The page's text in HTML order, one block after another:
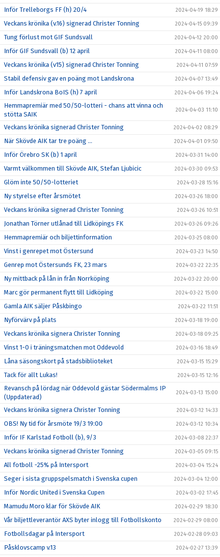
Inför Trelleborgs FF (h) 20/4 2024-04-19 18:29
Veckans krönika (v.16) signerad Christer Tonning 2024-04-15 09:39
Tung förlust mot GIF Sundsvall 2024-04-12 20:00
Inför GIF Sundsvall (b) 12 april 2024-04-11 08:00
Veckans krönika (v15) signerad Christer Tonning 2024-04-11 07:59
Stabil defensiv gav en poäng mot Landskrona 2024-04-07 13:49
Inför Landskrona BoIS (h) 7 april 2024-04-06 19:24
Hemmapremiär med 50/50-lotteri - chans att vinna och
stötta SAIK
2024-04-03 11:10
Veckans krönika signerad Christer Tonning 2024-04-02 08:29
När Skövde AIK tar tre poäng ... 2024-04-01 09:50
Inför Örebro SK (b) 1 april 2024-03-31 14:00
Varmt välkommen till Skövde AIK, Stefan Ljubicic 2024-03-30 09:53
Glöm inte 50/50-lotteriet 2024-03-28 15:16
Ny styrelse efter årsmötet 2024-03-26 18:00
Veckans krönika signerad Christer Tonning 2024-03-26 10:51
Jonathan Törner utlånad till Lidköpings FK 2024-03-26 09:26
Hemmapremiär och biljettinformation 2024-03-25 08:00
Vinst i genrepet mot Östersund 2024-03-23 14:50
Genrep mot Östersunds FK, 23 mars 2024-03-22 22:35
Ny mittback på lån in från Norrköping 2024-03-22 20:00
Marc gör permanent flytt till Lidköping 2024-03-22 15:00
Gamla AIK säljer Påskbingo 2024-03-22 11:51
Nyförvärv på plats 2024-03-18 19:00
Veckans krönika signera Christer Tonning 2024-03-18 09:25
Vinst 1-0 i träningsmatchen mot Oddevold 2024-03-16 18:49
Låna säsongskort på stadsbiblioteket 2024-03-15 15:29
Tack för allt Lukas! 2024-03-15 12:16
Revansch på lördag när Oddevold gästar Södermalms IP
(Uppdaterad)
2024-03-13 15:00
Veckans krönika signera Christer Tonning 2024-03-12 14:33
OBS! Ny tid för årsmöte 19/3 19:00 2024-03-12 10:34
Inför IF Karlstad Fotboll (b), 9/3 2024-03-08 22:37
Veckans krönika signerad Christer Tonning 2024-03-05 09:15
All fotboll -25% på Intersport 2024-03-04 15:24
Seger i sista gruppspelsmatch i Svenska cupen 2024-03-04 12:00
Inför Nordic United i Svenska Cupen 2024-03-02 17:45
Mamudu Moro klar för Skövde AIK 2024-02-29 18:30
Vår biljettleverantör AXS byter inlogg till Fotbollskonto 2024-02-29 08:00
Fotbollsdagar på Intersport 2024-02-28 09:03
Påsklovscamp v.13 2024-02-27 13:39